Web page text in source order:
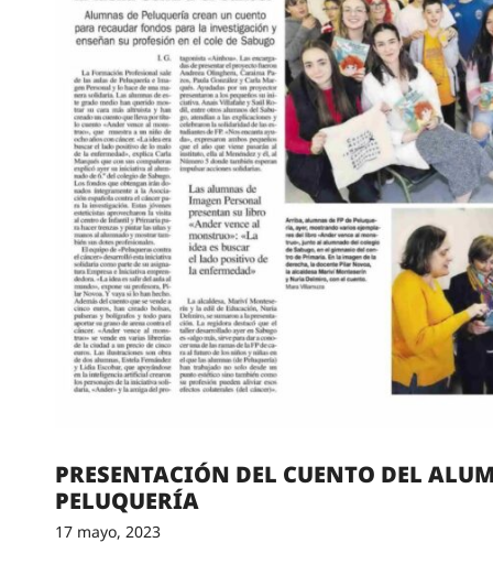
PRESENTACIÓN DEL CUENTO DEL
PELUQUERÍA
17 mayo, 2023